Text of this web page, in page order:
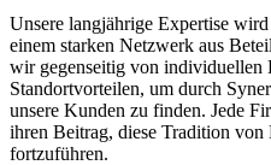
Unsere langjährige Expertise
einem starken Netzwerk aus
wir gegenseitig von individuellen
Standortvorteilen, um durch
unsere Kunden zu finden. Jede
ihren Beitrag, diese Tradition
fortzuführen.